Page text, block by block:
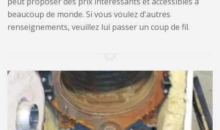
beaucoup de monde. Si vous voulez d'autres
renseignements, veuillez lui passer un coup de fil.